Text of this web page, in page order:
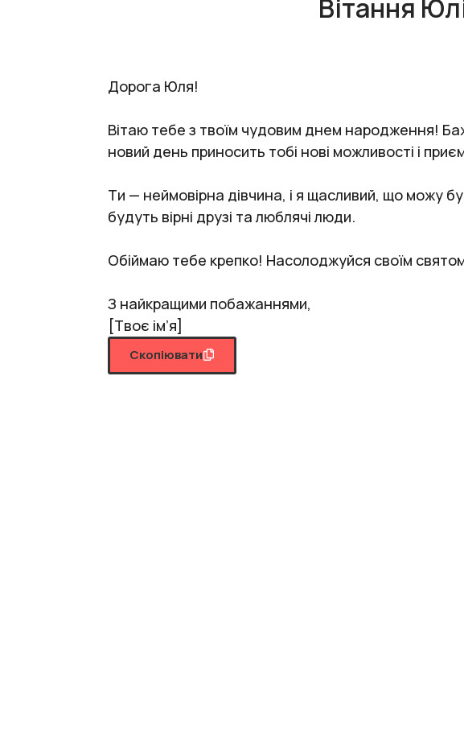
Вітання
Дорога Юля!
Вітаю тебе з твоїм чудовим днем народження!
новий день приносить тобі нові можливості і
Ти — неймовірна дівчина, і я щасливий, що можу
будуть вірні друзі та люблячі люди.
Обіймаю тебе крепко! Насолоджуйся своїм
З найкращими побажаннями,
[Твоє ім’я]
Скопіювати